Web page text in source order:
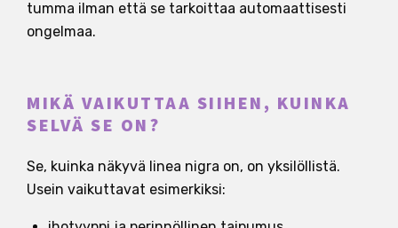
tumma ilman että se tarkoittaa automaattisesti
ongelmaa.
MIKÄ VAIKUTTAA SIIHEN, KUINKA
SELVÄ SE ON?
Se, kuinka näkyvä linea nigra on, on yksilöllistä.
Usein vaikuttavat esimerkiksi: